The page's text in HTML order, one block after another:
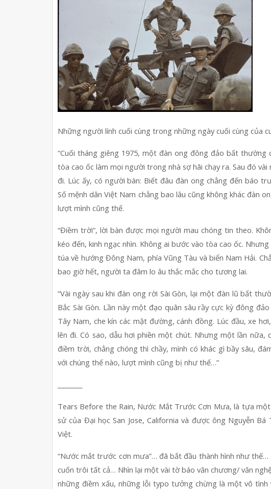
Những người lính cuối cùng trong những ngày cuối cùng của
“Cuối tháng giêng 1975, một đàn ong đông đảo bất thường
tòa cao ốc làm mọi người trong nhà sợ hãi chạy ra. Sau đó
đi. Lúc ấy, có người bàn: Biết đâu đàn ong chẳng đến báo
Số mệnh dân Việt Nam chẳng bao lâu cũng không khác đàn
lượt mình cũng thế.
“Điềm trời”, lời bàn được mọi người mau chóng tin theo.
kéo đến, kinh ngạc nhìn. Không ai bước vào tòa cao ốc.
túa về hướng Đông Nam, phía Vũng Tàu và biển Nam Hải.
bao giờ hết, người ta đâm lo âu thắc mắc cho tương lai.
“Vài ngày sau khi đàn ong rời Sài Gòn, lại một đàn lũ bất
Bắc Sài Gòn. Lần này một đạo quân sâu rầy cực kỳ đông
Tây Nam, che kín các mặt đường, cánh đồng. Lúc đầu, xe
lên đi. Có sao, dẫu hơi phiền một chút. Nhưng một lần nữa,
điềm trời, chẳng chóng thì chầy, mình có khác gì bầy sâu,
với chúng thế nào, lượt mình cũng bị như thế…”
Tears Before the Rain, Nước Mắt Trước Cơn Mưa, là tựa
sử của Đại học San Jose, California và được ông Nguyễn
Việt.
“Nước mắt trước cơn mưa”… đã bắt đầu thành hình như
cuốn trôi tất cả… Nhìn lại một vài tờ báo văn chương/ văn
những điềm xấu, những lỗi typo tưởng chừng là một vô tình